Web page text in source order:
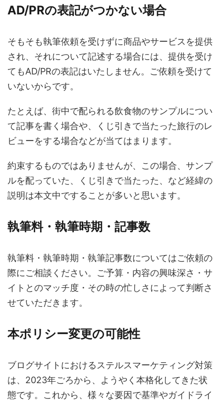
AD/PRの表記がつかない場合
そもそも執筆依頼を受けずに商品やサービスを提供
され、それについて記述する場合には、提供を受け
てもAD/PRの表記はいたしません。ご依頼を受けて
いないからです。
たとえば、街中で配られる飲食物のサンプルについ
て記事を書く場合や、くじ引きで当たった旅行のレ
ビューをする場合などが当てはまります。
約束するものではありませんが、この場合、サンプ
ルを配っていた、くじ引きで当たった、など経緯の
説明は本文中ですることが多いと思います。
執筆料・執筆時期・記事数
執筆料・執筆時期・執筆記事数についてはご依頼の
際にご相談ください。ご予算・内容の興味深さ・サ
イトとのマッチ度・その時の忙しさによって判断さ
せていただきます。
本ポリシー変更の可能性
ブログサイトにおけるステルスマーケティング対策
は、2023年ごろから、ようやく本格化してきた状
態です。これから、様々な要因で基準やガイドライ